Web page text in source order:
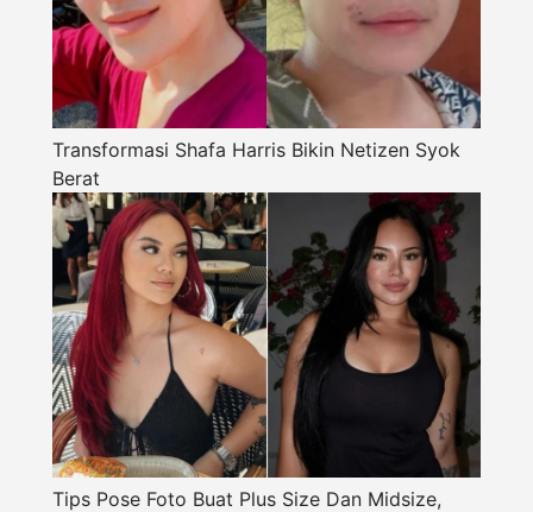
Transformasi Shafa Harris Bikin Netizen Syok
Berat
Tips Pose Foto Buat Plus Size Dan Midsize,